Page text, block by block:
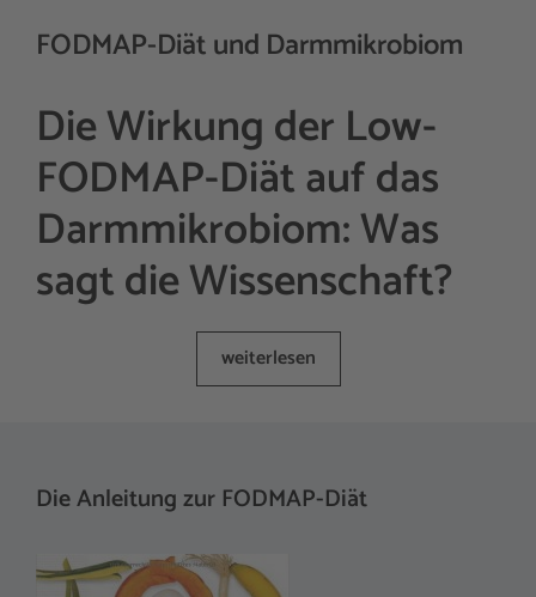
FODMAP-Diät und Darmmikrobiom
Die Wirkung der Low-
FODMAP-Diät auf das
Darmmikrobiom: Was
sagt die Wissenschaft?
weiterlesen
Die Anleitung zur FODMAP-Diät